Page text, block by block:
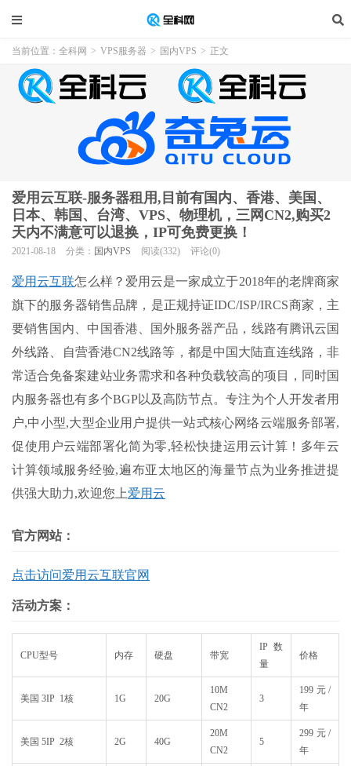
当前位置： 全科网 > VPS服务器 > 国内VPS > 正文
爱用云互联-服务器租用,目前有国内、香港、美国、
日本、韩国、台湾、VPS、物理机，三网CN2,购买2
天内不满意可以退换，IP可免费更换！
2021-08-18 分类： 国内VPS 阅读(332) 评论(0)
爱用云互联怎么样？爱用云是一家成立于2018年的老牌商家
旗下的服务器销售品牌，是正规持证IDC/ISP/IRCS商家，主
要销售国内、中国香港、国外服务器产品，线路有腾讯云国
外线路、自营香港CN2线路等，都是中国大陆直连线路，非
常适合免备案建站业务需求和各种负载较高的项目，同时国
内服务器也有多个BGP以及高防节点。专注为个人开发者用
户,中小型,大型企业用户提供一站式核心网络云端服务部署,
促使用户云端部署化简为零,轻松快捷运用云计算！多年云
计算领域服务经验,遍布亚太地区的海量节点为业务推进提
供强大助力,欢迎您上爱用云
官方网站：
点击访问爱用云互联官网
活动方案：
CPU型号 内存 硬盘 带宽
IP数
量
价格
美国 3IP 1核 1G 20G
10M
CN2
3
199元/
年
美国 5IP 2核 2G 40G
20M
CN2
5
299元/
年